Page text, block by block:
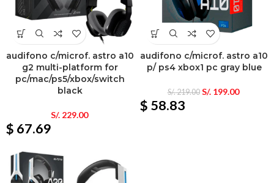
audifono c/microf. astro a10
g2 multi-platform for
pc/mac/ps5/xbox/switch
black
S/.229.00
$ 67.69
audifono c/microf. astro a10
p/ ps4 xbox1 pc gray blue
S/.219.00 S/.199.00
$ 58.83